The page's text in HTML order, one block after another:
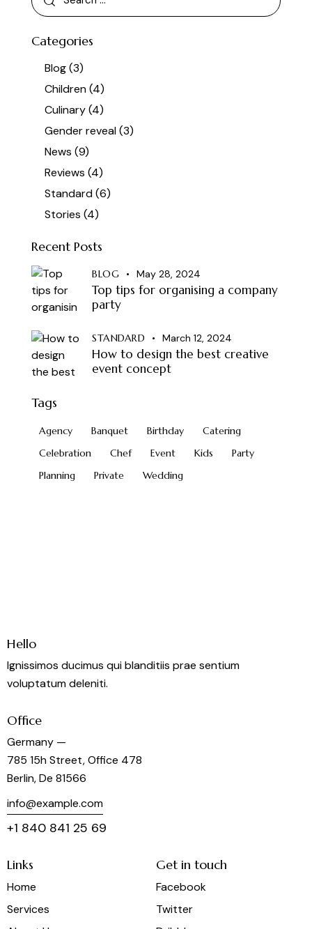
Categories
Blog(3)
Children(4)
Culinary(4)
Gender reveal(3)
News (9)
Reviews (4)
Standard(6)
Stories (4)
Recent Posts
BLOG May 28, 2024
Top tips for organising a company
party
STANDARD March 12, 2024
How to design the best creative
event concept
Tags
Agency Banquet Birthday
Catering
Celebration
Chef Event Kids
Party
Planning
Private Wedding
Hello
Ignissimos ducimus qui blanditiis prae sentium
voluptatum deleniti.
Office
Germany —
785 15h Street, Office 478
Berlin, De 81566
info@example.com
+1 840 841 25 69
Links
Home
Services
Get in touch
Facebook
Twitter